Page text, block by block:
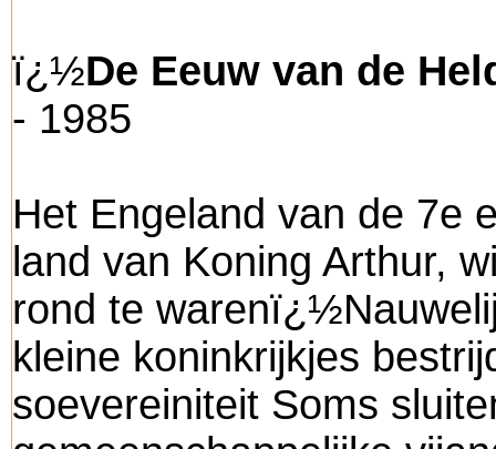
ï¿½De Eeuw van de
- 1985
Het Engeland van de 7e
land van Koning Arthur,
rond te
kleine koninkrijkjes
soevereiniteit Soms